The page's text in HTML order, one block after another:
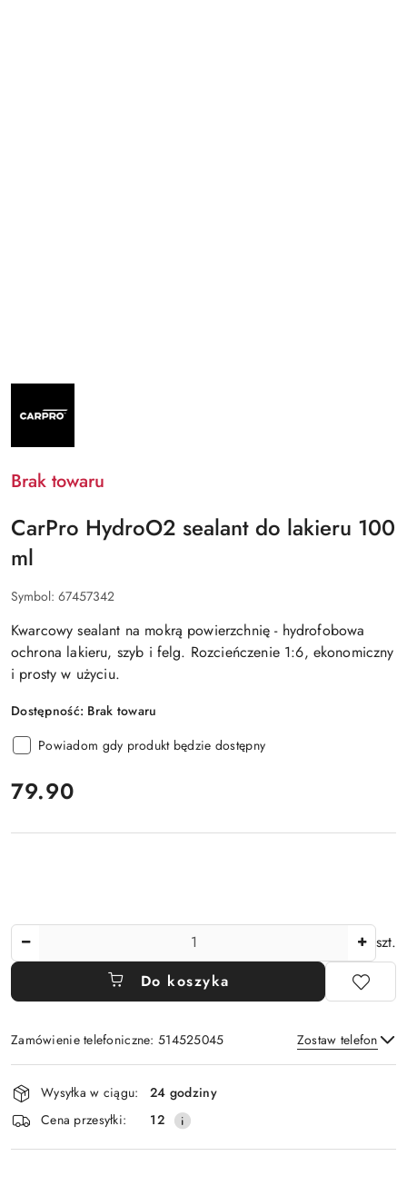
NAZWA
CARPRO
Brak towaru
CarPro HydroO2 sealant do lakieru 100
ml
Symbol: 67457342
Kwarcowy sealant na mokrą powierzchnię - hydrofobowa
ochrona lakieru, szyb i felg. Rozcieńczenie 1:6, ekonomiczny
i prosty w użyciu.
Dostępność: Brak towaru
Powiadom gdy produkt będzie dostępny
cena:
79.90
szt.
Do koszyka
Zamówienie telefoniczne: 514525045 Zostaw telefon
Wyślij
Dostępność
i
dostawa
Wysyłka w ciągu:
24 godziny
Cena przesyłki:
12